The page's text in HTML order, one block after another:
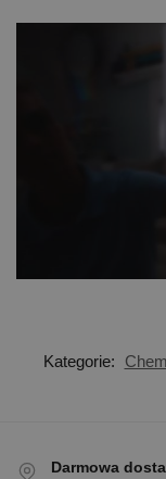
Kategorie:
Darmowa